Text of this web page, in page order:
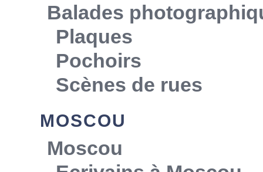
Balades
Plaques
Pochoirs
Scènes de rues
MOSCOU
Moscou